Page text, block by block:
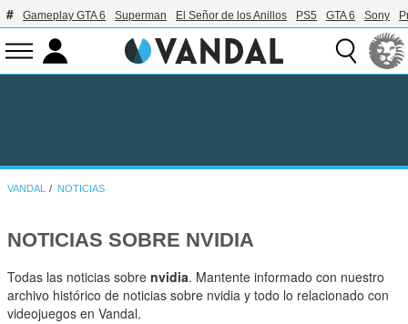
Gameplay GTA 6 Superman El Señor de los Anillos PS5 GTA 6 Sony
VANDAL NOTICIAS
NOTICIAS SOBRE NVIDIA
Todas las noticias sobrenvidia. Mantente informado con nuestro
archivo histórico de noticias sobre nvidia y todo lo relacionado con
videojuegos en Vandal.